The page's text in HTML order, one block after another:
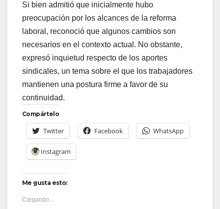
Si bien admitió que inicialmente hubo
preocupación por los alcances de la reforma
laboral, reconoció que algunos cambios son
necesarios en el contexto actual. No obstante,
expresó inquietud respecto de los aportes
sindicales, un tema sobre el que los trabajadores
mantienen una postura firme a favor de su
continuidad.
Compártelo
Twitter Facebook WhatsApp
Instagram
Me gusta esto:
Cargando...